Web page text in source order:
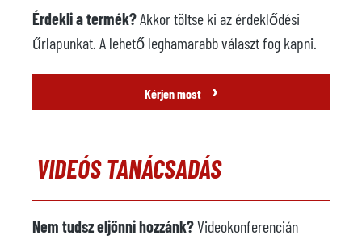
Érdekli a termék?Akkor töltse ki az érdeklődési
űrlapunkat. A lehető leghamarabb választ fog kapni.
Kérjen most ›
VIDEÓS TANÁCSADÁS
Nem tudsz eljönni hozzánk?Videokonferencián